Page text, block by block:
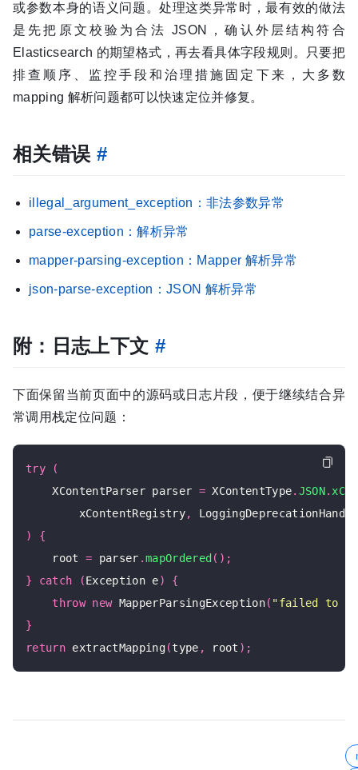
或参数本身的语义问题。处理这类异常时，最有效的做法
是先把原文校验为合法 JSON，确认外层结构符合
Elasticsearch 的期望格式，再去看具体字段规则。只要把
排查顺序、监控手段和治理措施固定下来，大多数
mapping 解析问题都可以快速定位并修复。
相关错误 #
illegal_argument_exception：非法参数异常
parse-exception：解析异常
mapper-parsing-exception：Mapper 解析异常
json-parse-exception：JSON 解析异常
附：日志上下文 #
下面保留当前页面中的源码或日志片段，便于继续结合异
常调用栈定位问题：
try
(
    XContentParser parser
= XContentType. JSON.
        xContentRegistry
,
)
{
    root
= parser .mapOrdered ();
}
catch (Exception e)
{
throw new MapperParsingException( "failed to
}
return extractMapping(type , root );